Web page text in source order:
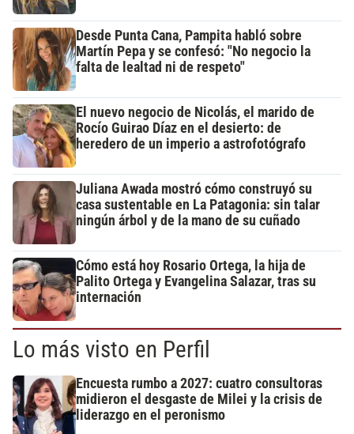
Desde Punta Cana, Pampita habló sobre
Martín Pepa y se confesó: "No negocio la
falta de lealtad ni de respeto"
El nuevo negocio de Nicolás, el marido de
Rocío Guirao Díaz en el desierto: de
heredero de un imperio a astrofotógrafo
Juliana Awada mostró cómo construyó su
casa sustentable en La Patagonia: sin talar
ningún árbol y de la mano de su cuñado
Cómo está hoy Rosario Ortega, la hija de
Palito Ortega y Evangelina Salazar, tras su
internación
Lo más visto en Perfil
Encuesta rumbo a 2027: cuatro consultoras
midieron el desgaste de Milei y la crisis de
liderazgo en el peronismo